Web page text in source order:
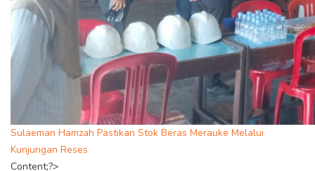
Sulaeman Hamzah Pastikan Stok Beras Merauke Melalui
Kunjungan Reses
Content;?>